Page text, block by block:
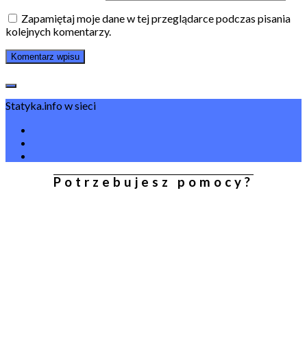
Zapamiętaj moje dane w tej przeglądarce podczas pisania
kolejnych komentarzy.
Statyka.info w sieci
Potrzebujesz pomocy?